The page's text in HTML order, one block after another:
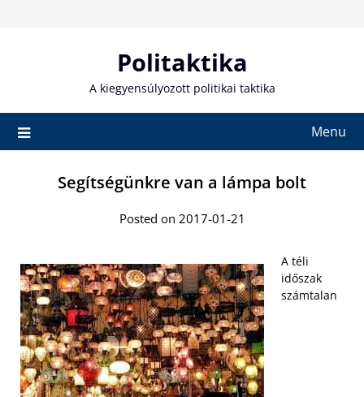
Politaktika
A kiegyensúlyozott politikai taktika
Menu
Segítségünkre van a lámpa bolt
Posted on 2017-01-21
A téli
időszak
számtalan